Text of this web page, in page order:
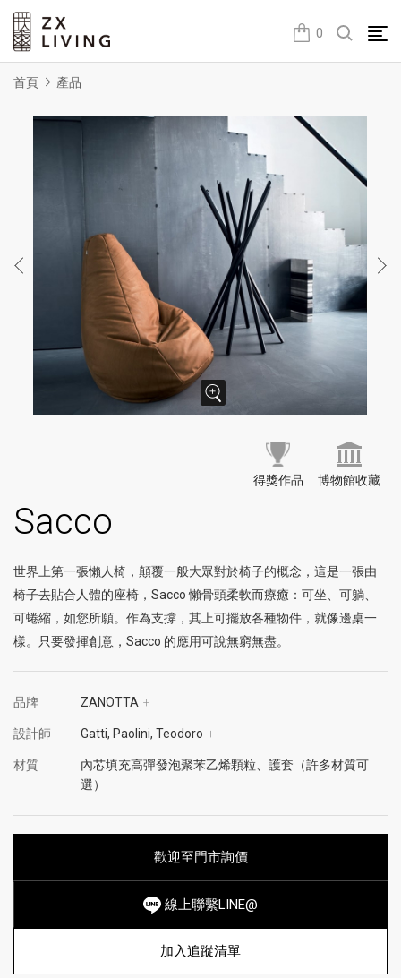
0
朕璽國際ZX LIVING官方網站
首頁 產品
得獎作品 博物館收藏
Sacco
世界上第一張懶人椅，顛覆一般大眾對於椅子的概念，這是一張由
椅子去貼合人體的座椅，Sacco 懶骨頭柔軟而療癒：可坐、可躺、
可蜷縮，如您所願。作為支撐，其上可擺放各種物件，就像邊桌一
樣。只要發揮創意，Sacco 的應用可說無窮無盡。
品牌 ZANOTTA +
設計師 Gatti, Paolini, Teodoro +
材質
內芯填充高彈發泡聚苯乙烯顆粒、護套（許多材質可
選）
歡迎至門市詢價
線上聯繫LINE@
加入追蹤清單